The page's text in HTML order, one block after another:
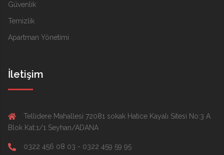
Güvenlik
Temizlik
Apartman Yönetimi
İletişim
Tellidere Mahallesi 72081 sokak Hatice Kayalı Sitesi No:3 A
Blok Kat:1/1 Seyhan/ADANA
0322 456 08 03 - 0322 459 59 95